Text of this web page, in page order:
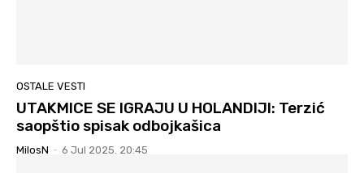
OSTALE VESTI
UTAKMICE SE IGRAJU U HOLANDIJI: Terzić
saopštio spisak odbojkašica
MilosN - 6 Jul 2025. 20:45